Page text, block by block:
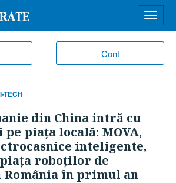
Cont
meniu
TECH
din China intră cu
piaţa locală: MOVA,
inteligente,
roboţilor de
în primul an